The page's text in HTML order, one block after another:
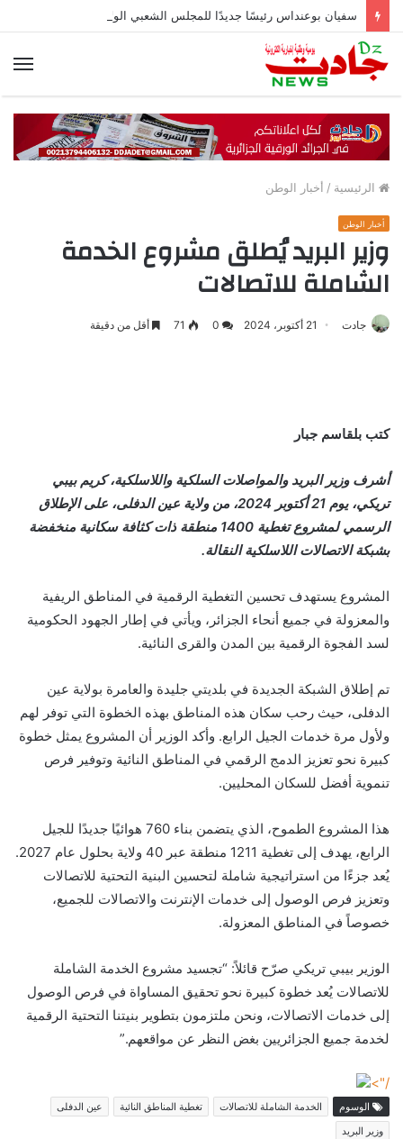
الرئيسية / أخبار الوطن
أخبار الوطن
وزير البريد يُطلق مشروع الخدمة
الشاملة للاتصالات
جادت 21 أكتوبر، 2024 0
71 أقل من دقيقة
كتب بلقاسم جبار
أشرف وزير البريد والمواصلات السلكية واللاسلكية، كريم بيبي
تريكي، يوم 21 أكتوبر 2024، من ولاية عين الدفلى، على الإطلاق
الرسمي لمشروع تغطية 1400 منطقة ذات كثافة سكانية منخفضة
بشبكة الاتصالات اللاسلكية النقالة.
المشروع يستهدف تحسين التغطية الرقمية في المناطق الريفية
والمعزولة في جميع أنحاء الجزائر، ويأتي في إطار الجهود الحكومية
لسد الفجوة الرقمية بين المدن والقرى النائية.
تم إطلاق الشبكة الجديدة في بلديتي جليدة والعامرة بولاية عين
الدفلى، حيث رحب سكان هذه المناطق بهذه الخطوة التي توفر لهم
ولأول مرة خدمات الجيل الرابع. وأكد الوزير أن المشروع يمثل خطوة
كبيرة نحو تعزيز الدمج الرقمي في المناطق النائية وتوفير فرص
تنموية أفضل للسكان المحليين.
هذا المشروع الطموح، الذي يتضمن بناء 760 هوائيًا جديدًا للجيل
الرابع، يهدف إلى تغطية 1211 منطقة عبر 40 ولاية بحلول عام 2027.
يُعد جزءًا من استراتيجية شاملة لتحسين البنية التحتية للاتصالات
وتعزيز فرص الوصول إلى خدمات الإنترنت والاتصالات للجميع،
خصوصاً في المناطق المعزولة.
الوزير بيبي تريكي صرّح قائلاً: “تجسيد مشروع الخدمة الشاملة
للاتصالات يُعد خطوة كبيرة نحو تحقيق المساواة في فرص الوصول
إلى خدمات الاتصالات، ونحن ملتزمون بتطوير بنيتنا التحتية الرقمية
لخدمة جميع الجزائريين بغض النظر عن مواقعهم.”
/">
الوسوم الخدمة الشاملة للاتصالات تغطية المناطق النائية
عين الدفلى
وزير البريد